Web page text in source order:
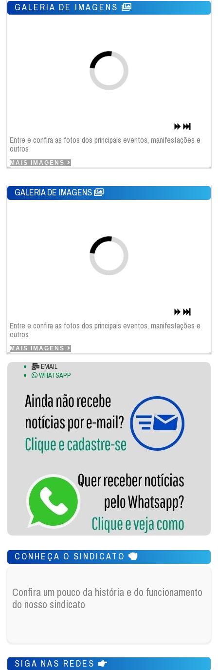
GALERIA DE IMAGENS
Entre e confira as fotos dos principais eventos, manifestações e
outros
MAIS IMAGENS
GALERIA DE IMAGENS
Entre e confira as fotos dos principais eventos, manifestações e
outros
MAIS IMAGENS
EMAIL
WHATSAPP
CONHEÇA O SINDICATO
Confira um pouco da história e do funcionamento
do nosso sindicato
SIGA NAS REDES